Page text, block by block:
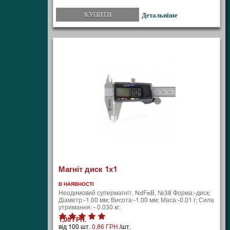
КУПИТИ Детальніше
Магніт диск 1х1
В НАЯВНОСТІ
Неодимовий супермагніт, NdFeB, №38 Форма:-диск;
Діаметр:-1.00 мм; Висота:-1.00 мм; Маса:-0.01 г; Сила
утримання: - 0.030 кг;
1,05 ГРН.
від 100 шт.0,86 ГРН./шт.